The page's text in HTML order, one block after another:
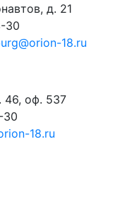
д. 21
30
18.ru
46, оф. 537
30
18.ru